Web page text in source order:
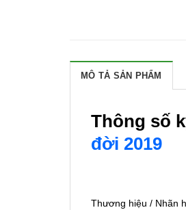
MÔ TẢ SẢN PHẨM
Thông số
đời 2019
Thương hiệu / Nhãn